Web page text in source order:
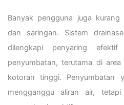
Banyak pengguna juga
dan saringan. Sistem
dilengkapi penyaring
penyumbatan, terutama di
kotoran tinggi. Penyumbatan
mengganggu aliran air,